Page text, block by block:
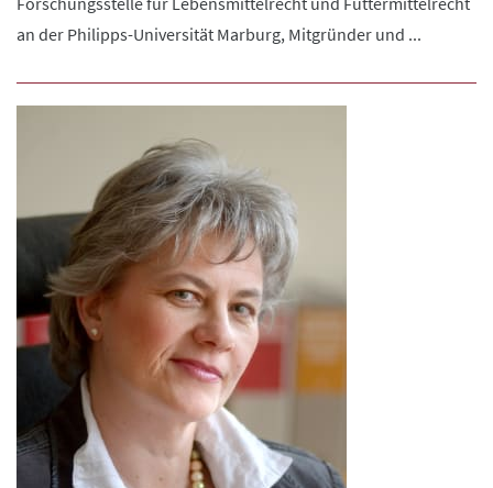
an der Philipps-Universität Marburg, Mitgründer und ...